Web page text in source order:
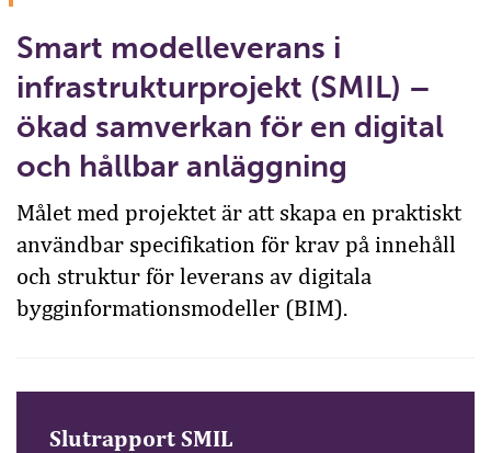
Smart modelleverans i
infrastrukturprojekt (SMIL) –
ökad samverkan för en digital
och hållbar anläggning
Målet med projektet är att skapa en praktiskt
användbar specifikation för krav på innehåll
och struktur för leverans av digitala
bygginformationsmodeller (BIM).
Slutrapport SMIL